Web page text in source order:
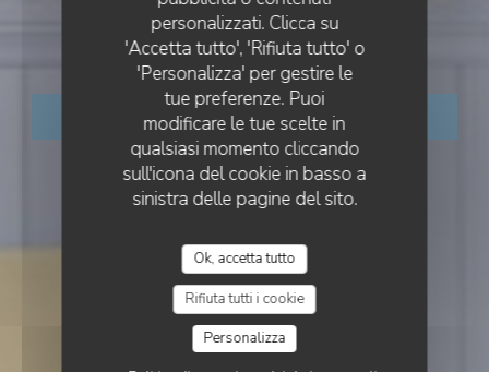
personalizzati. Clicca su
'Accetta tutto', 'Rifiuta tutto' o
'Personalizza' per gestire le
tue preferenze. Puoi
modificare le tue scelte in
qualsiasi momento cliccando
sull'icona del cookie in basso a
sinistra delle pagine del sito.
Ok, accetta tutto
Rifiuta tutti i cookie
Personalizza
Le LauMas
PRENOTA